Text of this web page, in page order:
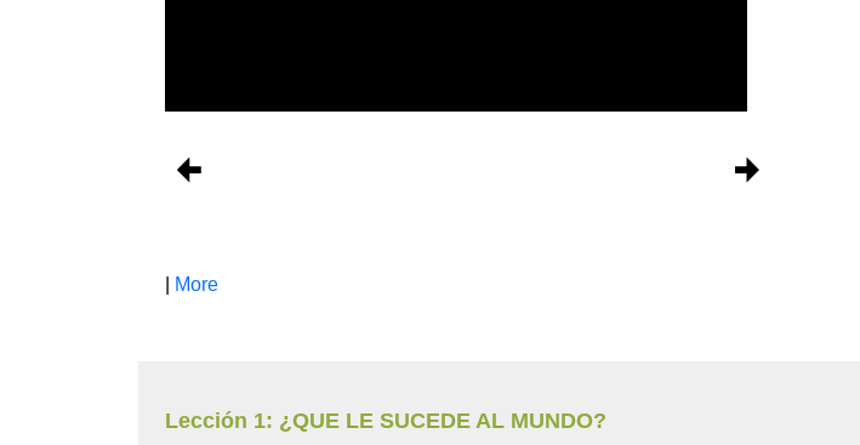
[ ]
More
Lección 1: ¿QUE LE SUCEDE AL MUNDO?